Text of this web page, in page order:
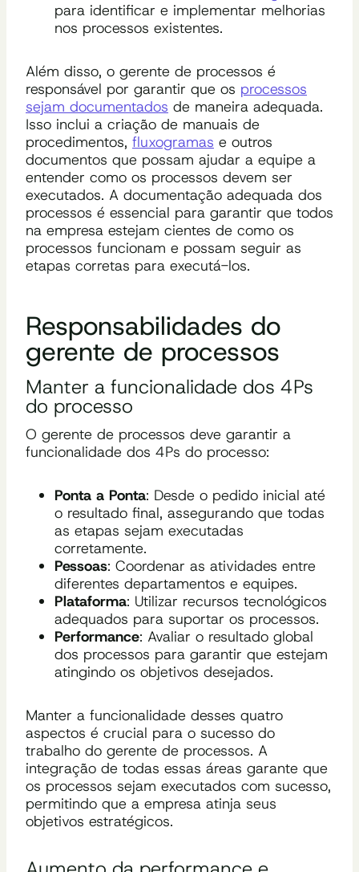
para identificar e implementar melhorias
nos processos existentes.
Além disso, o gerente de processos é
responsável por garantir que os processos
sejam documentados de maneira adequada.
Isso inclui a criação de manuais de
procedimentos, fluxogramas e outros
documentos que possam ajudar a equipe a
entender como os processos devem ser
executados. A documentação adequada dos
processos é essencial para garantir que todos
na empresa estejam cientes de como os
processos funcionam e possam seguir as
etapas corretas para executá-los.
Responsabilidades do
gerente de processos
Manter a funcionalidade dos 4Ps
do processo
O gerente de processos deve garantir a
funcionalidade dos 4Ps do processo:
Ponta a Ponta: Desde o pedido inicial até
o resultado final, assegurando que todas
as etapas sejam executadas
corretamente.
Pessoas: Coordenar as atividades entre
diferentes departamentos e equipes.
Plataforma: Utilizar recursos tecnológicos
adequados para suportar os processos.
Performance: Avaliar o resultado global
dos processos para garantir que estejam
atingindo os objetivos desejados.
Manter a funcionalidade desses quatro
aspectos é crucial para o sucesso do
trabalho do gerente de processos. A
integração de todas essas áreas garante que
os processos sejam executados com sucesso,
permitindo que a empresa atinja seus
objetivos estratégicos.